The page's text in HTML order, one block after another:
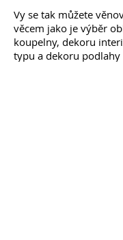
Vy se tak můžete
věcem jako je výběr
koupelny, dekoru
typu a dekoru